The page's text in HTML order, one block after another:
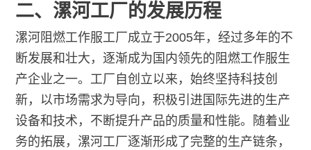
二、漯河工厂的发展历程
漯河阻燃工作服工厂成立于2005年，经过多年的不
断发展和壮大，逐渐成为国内领先的阻燃工作服生
产企业之一。工厂自创立以来，始终坚持科技创
新，以市场需求为导向，积极引进国际先进的生产
设备和技术，不断提升产品的质量和性能。随着业
务的拓展，漯河工厂逐渐形成了完整的生产链条，